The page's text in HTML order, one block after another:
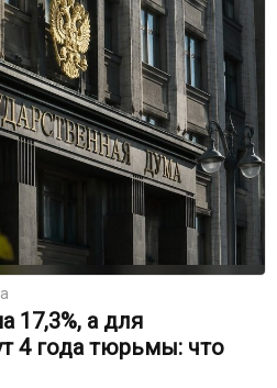
17,3%, а для
4 года тюрьмы: что